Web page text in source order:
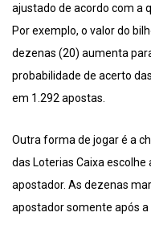
ajustado de acordo com a
Por exemplo, o valor do
dezenas (20) aumenta
probabilidade de acerto
em 1.292 apostas.
Outra forma de jogar é a
das Loterias Caixa
apostador. As dezenas
apostador somente após a